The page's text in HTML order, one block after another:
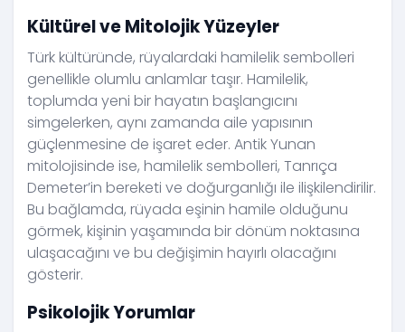
Kültürel ve Mitolojik Yüzeyler
Türk kültüründe, rüyalardaki hamilelik sembolleri
genellikle olumlu anlamlar taşır. Hamilelik,
toplumda yeni bir hayatın başlangıcını
simgelerken, aynı zamanda aile yapısının
güçlenmesine de işaret eder. Antik Yunan
mitolojisinde ise, hamilelik sembolleri, Tanrıça
Demeter’in bereketi ve doğurganlığı ile ilişkilendirilir.
Bu bağlamda, rüyada eşinin hamile olduğunu
görmek, kişinin yaşamında bir dönüm noktasına
ulaşacağını ve bu değişimin hayırlı olacağını
gösterir.
Psikolojik Yorumlar